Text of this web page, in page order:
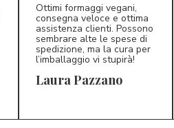
LP 5/5
Ottimi formaggi vegani,
consegna veloce e ottima
assistenza clienti. Possono
sembrare alte le spese di
spedizione, ma la cura per
l’imballaggio vi stupirà!
Laura Pazzano